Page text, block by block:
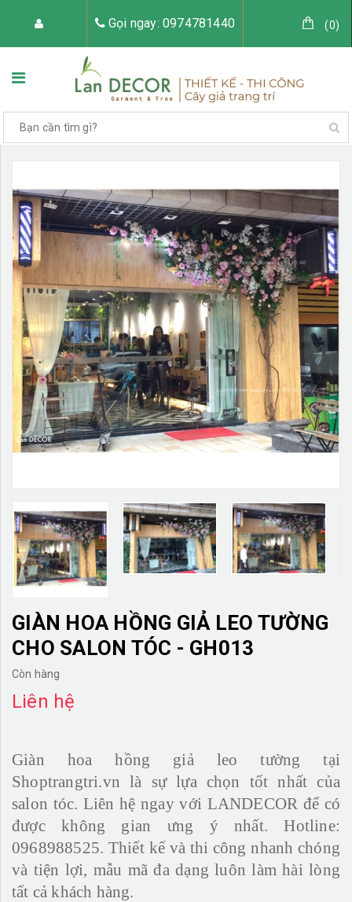
Gọi ngay: 0974781440 (0)
CÂY GIẢ TRANG TRÍ TIỂU CẢNH CÂY GIẢ
TƯỜNG CÂY GIẢ KHĂN TRẢI BÀN
GIÀN HOA HỒNG GIẢ LEO TƯỜNG
CHO SALON TÓC - GH013
Còn hàng
Liên hệ
Giàn hoa hồng giả leo tường tại
Shoptrangtri.vn là sự lựa chọn tốt nhất của
salon tóc. Liên hệ ngay với LANDECOR để có
được không gian ưng ý nhất. Hotline:
0968988525. Thiết kế và thi công nhanh chóng
và tiện lợi, mẫu mã đa dạng luôn làm hài lòng
tất cả khách hàng.